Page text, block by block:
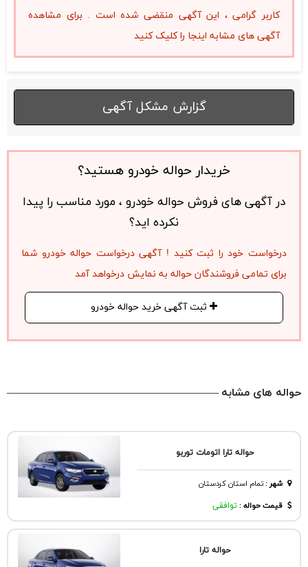
کاربر گرامی ، این آگهی منقضی شده است . برای مشاهده
آگهی های مشابه اینجا را کلیک کنید
گزارش مشکل آگهی
خریدار حواله خودرو هستید؟
در آگهی های فروش حواله خودرو ، مورد مناسب را پیدا
نکرده اید؟
درخواست خود را ثبت کنید ! آگهی درخواست حواله خودرو شما
برای تمامی فروشندگان حواله به نمایش درخواهد آمد
ثبت آگهی خرید حواله خودرو
حواله های مشابه
حواله تارا اتومات توربو
شهر:تمام استان کردستان
قیمت حواله : توافقی
حواله تارا